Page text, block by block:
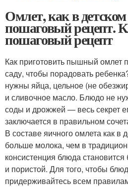
Омлет, как в детском
пошаговый рецепт.
пошаговый рецепт
Как приготовить пышный омлет
саду, чтобы порадовать
нужны яйца, цельное (не
и сливочное масло. Блюдо не
соды и дрожжей — весь секрет
заключается в правильном
В составе яичного омлета как в
больше молока, чем в
консистенция блюда
и пористой. Для того, чтобы
придерживайтесь всем